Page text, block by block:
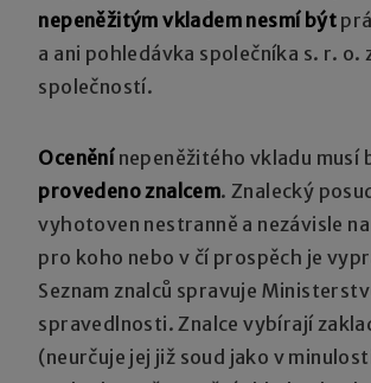
nepeněžitým vkladem nesmí být
a ani pohledávka společníka s. r. o.
společností.
Ocenění nepeněžitého vkladu musí
provedeno znalcem. Znalecký
vyhotoven nestranně a nezávisle
pro koho nebo v čí prospěch je
Seznam znalců spravuje
spravedlnosti. Znalce vybírají
(neurčuje jej již soud jako v